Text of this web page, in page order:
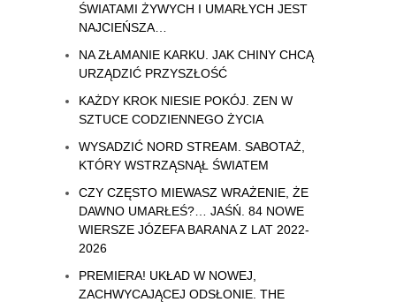
ŚWIATAMI ŻYWYCH I UMARŁYCH JEST
NAJCIEŃSZA…
NA ZŁAMANIE KARKU. JAK CHINY CHCĄ
URZĄDZIĆ PRZYSZŁOŚĆ
KAŻDY KROK NIESIE POKÓJ. ZEN W
SZTUCE CODZIENNEGO ŻYCIA
WYSADZIĆ NORD STREAM. SABOTAŻ,
KTÓRY WSTRZĄSNĄŁ ŚWIATEM
CZY CZĘSTO MIEWASZ WRAŻENIE, ŻE
DAWNO UMARŁEŚ?… JAŚŃ. 84 NOWE
WIERSZE JÓZEFA BARANA Z LAT 2022-
2026
PREMIERA! UKŁAD W NOWEJ,
ZACHWYCAJĄCEJ ODSŁONIE. THE